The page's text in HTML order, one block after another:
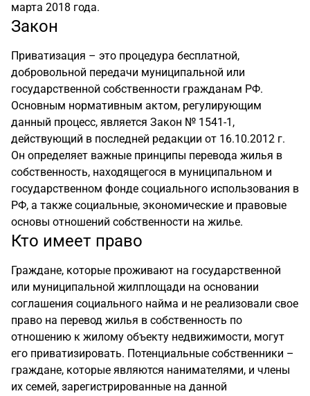
марта 2018 года.
Закон
Приватизация – это процедура бесплатной,
добровольной передачи муниципальной или
государственной собственности гражданам РФ.
Основным нормативным актом, регулирующим
данный процесс, является Закон № 1541-1,
действующий в последней редакции от 16.10.2012 г.
Он определяет важные принципы перевода жилья в
собственность, находящегося в муниципальном и
государственном фонде социального использования в
РФ, а также социальные, экономические и правовые
основы отношений собственности на жилье.
Кто имеет право
Граждане, которые проживают на государственной
или муниципальной жилплощади на основании
соглашения социального найма и не реализовали свое
право на перевод жилья в собственность по
отношению к жилому объекту недвижимости, могут
его приватизировать. Потенциальные собственники –
граждане, которые являются нанимателями, и члены
их семей, зарегистрированные на данной